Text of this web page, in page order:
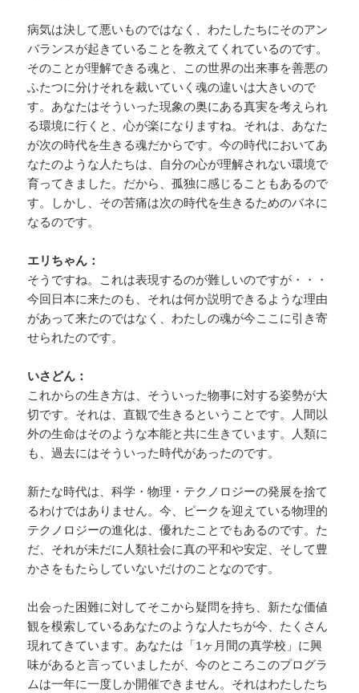
病気は決して悪いものではなく、わたしたちにそのアン
バランスが起きていることを教えてくれているのです。
そのことが理解できる魂と、この世界の出来事を善悪の
ふたつに分けそれを裁いていく魂の違いは大きいので
す。あなたはそういった現象の奥にある真実を考えられ
る環境に行くと、心が楽になりますね。それは、あなた
が次の時代を生きる魂だからです。今の時代においてあ
なたのような人たちは、自分の心が理解されない環境で
育ってきました。だから、孤独に感じることもあるので
す。しかし、その苦痛は次の時代を生きるためのバネに
なるのです。
エリちゃん：
そうですね。これは表現するのが難しいのですが・・・
今回日本に来たのも、それは何か説明できるような理由
があって来たのではなく、わたしの魂が今ここに引き寄
せられたのです。
いさどん：
これからの生き方は、そういった物事に対する姿勢が大
切です。それは、直観で生きるということです。人間以
外の生命はそのような本能と共に生きています。人類に
も、過去にはそういった時代があったのです。
新たな時代は、科学・物理・テクノロジーの発展を捨て
るわけではありません。今、ピークを迎えている物理的
テクノロジーの進化は、優れたことでもあるのです。た
だ、それが未だに人類社会に真の平和や安定、そして豊
かさをもたらしていないだけのことなのです。
出会った困難に対してそこから疑問を持ち、新たな価値
観を模索しているあなたのような人たちが今、たくさん
現れてきています。あなたは「1ヶ月間の真学校」に興
味があると言っていましたが、今のところこのプログラ
ムは一年に一度しか開催できません。それはわたしたち